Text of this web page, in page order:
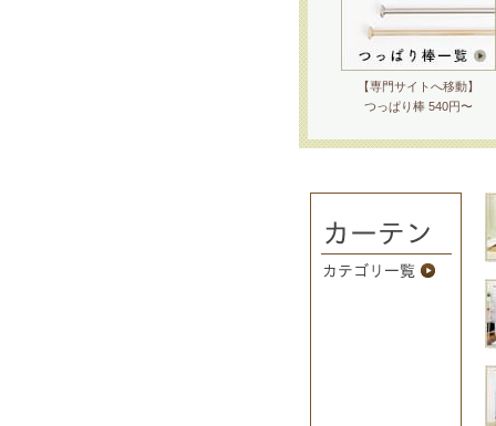
【専門サイトへ移動】
つっぱり棒 540円〜